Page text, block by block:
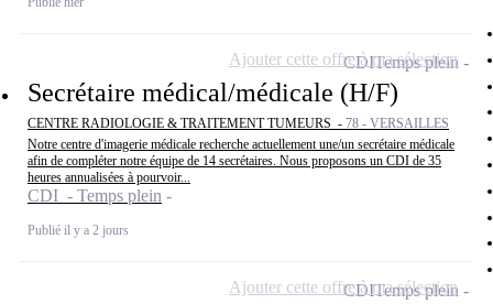
Secrétaire médical/médicale (H/F)
CENTRE RADIOLOGIE & TRAITEMENT TUMEURS - 78 - VERSAILLES
Notre centre d'imagerie médicale recherche actuellement une/un secrétaire médicale
afin de compléter notre équipe de 14 secrétaires. Nous proposons un CDI de 35
heures annualisées à pourvoir...
CDI - Temps plein
Publié il y a 2 jours
CDITemps plein
Ajouter cette offre à ma sélection
CDITemps plein
Ajouter cette offre à ma sélection